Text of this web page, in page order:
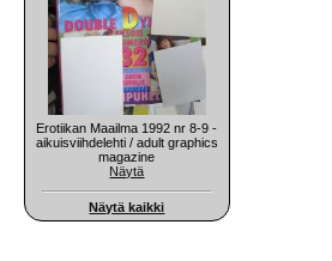
Erotiikan Maailma 1992 nr 8-9 -
aikuisviihdelehti / adult graphics
magazine
Näytä
Näytä kaikki